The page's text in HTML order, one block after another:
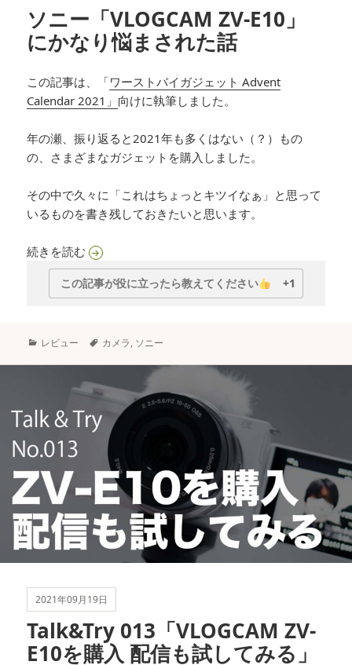
ソニー「VLOGCAM ZV-E10」
にかなり悩まされた話
この記事は、「ワーストバイガジェット Advent
Calendar 2021」 向けに執筆しました。
年の瀬、振り返ると2021年も多くはない（？）もの
の、さまざまなガジェットを購入しました。
その中で久々に「これはちょっとキツイなぁ」と思って
いるものを書き残しておきたいと思います。
続きを読むソニー「VLOGCAM ZV-E10」にかなり悩まされ
この記事が役に立ったら教えてください +1
カ
レビュー
タ
カメラ, ソニー
2021年09月19日
Talk&Try 013「VLOGCAM ZV-
E10を購入 配信も試してみる」